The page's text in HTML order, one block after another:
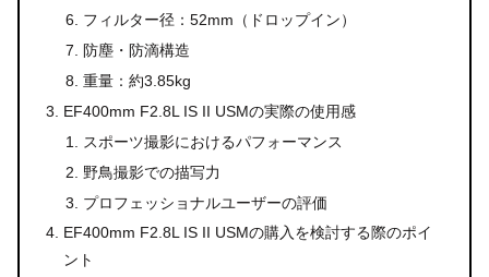
フィルター径：52mm（ドロップイン）
防塵・防滴構造
重量：約3.85kg
EF400mm F2.8L IS II USMの実際の使用感
スポーツ撮影におけるパフォーマンス
野鳥撮影での描写力
プロフェッショナルユーザーの評価
EF400mm F2.8L IS II USMの購入を検討する際のポイ
ント